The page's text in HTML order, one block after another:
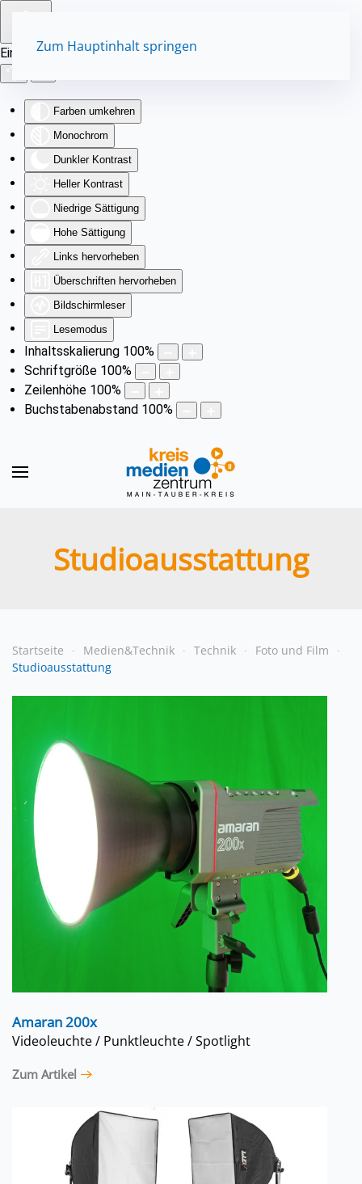
Eingabehilfen öffnen
Farben umkehren
Monochrom
Dunkler Kontrast
Heller Kontrast
Niedrige Sättigung
Hohe Sättigung
Links hervorheben
Überschriften hervorheben
Bildschirmleser
Lesemodus
Inhaltsskalierung 100%
Schriftgröße 100%
Zeilenhöhe 100%
Buchstabenabstand 100%
Zum Hauptinhalt springen
Studioausstattung
Startseite Medien&Technik Technik
Foto und Film
Studioausstattung
Amaran 200x
Videoleuchte / Punktleuchte / Spotlight
Zum Artikel